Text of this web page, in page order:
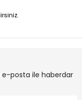
e-posta ile haberdar